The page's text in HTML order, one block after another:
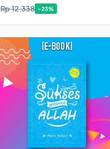
Rp 12.338 -23%